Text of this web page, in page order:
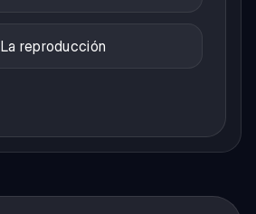
La reproducción